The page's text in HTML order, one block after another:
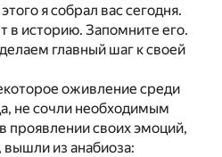
я собрал вас сегодня.
в историю. Запомните его.
главный шаг к своей
оживление среди
не сочли необходимым
проявлении своих эмоций,
из анабиоза: